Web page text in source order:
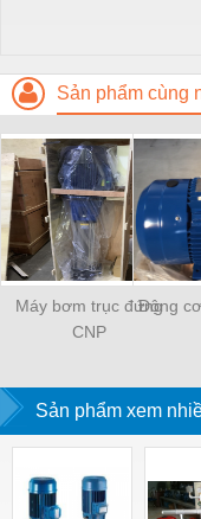
Sản phẩm cùng
Máy bơm trục đứng
CNP
Động
Sản phẩm xem